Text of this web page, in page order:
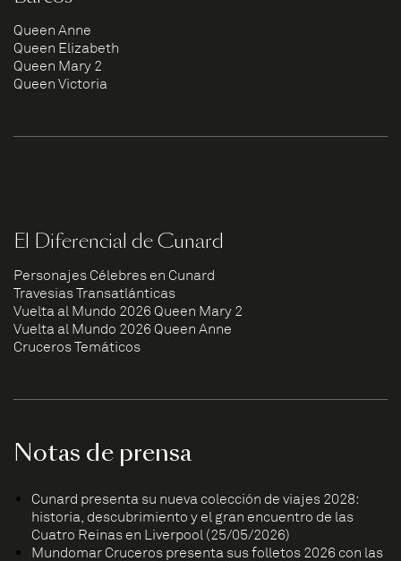
Queen Anne
Queen Elizabeth
Queen Mary 2
Queen Victoria
El Diferencial de Cunard
Personajes Célebres en Cunard
Travesías Transatlánticas
Vuelta al Mundo 2026 Queen Mary 2
Vuelta al Mundo 2026 Queen Anne
Cruceros Temáticos
Notas de prensa
Cunard presenta su nueva colección de viajes 2028:
historia, descubrimiento y el gran encuentro de las
Cuatro Reinas en Liverpool (25/05/2026)
Mundomar Cruceros presenta sus folletos 2026 con las